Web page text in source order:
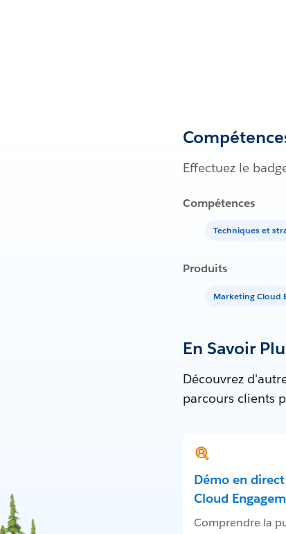
Effectuez le
Compétences
Techniques et
Produits
Marketing Cloud
En Savoir
Découvrez
parcours clients
Démo en
Cloud
Comprendre la